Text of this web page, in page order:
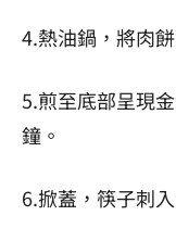
4.熱油鍋，將肉
5.煎至底部呈現
鐘。
6.掀蓋，筷子刺